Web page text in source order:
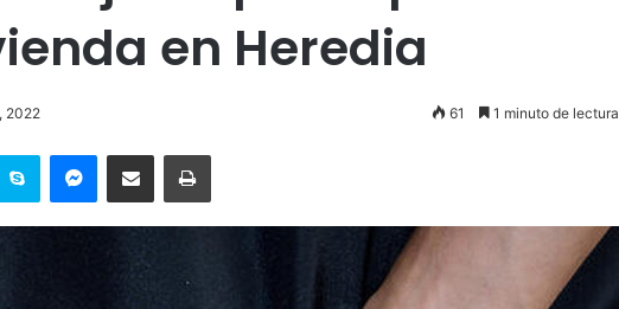
en Heredia
2022 61 1 minuto de lectura
Skype MessengerCompartir por correo electrónicoImprimir